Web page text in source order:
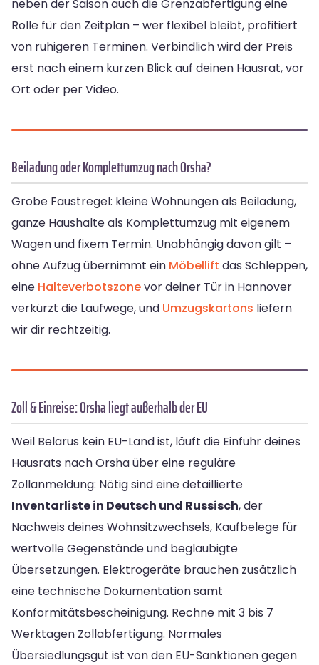
neben der Saison auch die Grenzabfertigung eine
Rolle für den Zeitplan – wer flexibel bleibt, profitiert
von ruhigeren Terminen. Verbindlich wird der Preis
erst nach einem kurzen Blick auf deinen Hausrat, vor
Ort oder per Video.
Beiladung oder Komplettumzug nach Orsha?
Grobe Faustregel: kleine Wohnungen als Beiladung,
ganze Haushalte als Komplettumzug mit eigenem
Wagen und fixem Termin. Unabhängig davon gilt –
ohne Aufzug übernimmt ein Möbellift das Schleppen,
eine Halteverbotszonevor deiner Tür in Hannover
verkürzt die Laufwege, und Umzugskartons liefern
wir dir rechtzeitig.
Zoll & Einreise: Orsha liegt außerhalb der EU
Weil Belarus kein EU-Land ist, läuft die Einfuhr deines
Hausrats nach Orsha über eine reguläre
Zollanmeldung: Nötig sind eine detaillierte
Inventarliste in Deutsch und Russisch, der
Nachweis deines Wohnsitzwechsels, Kaufbelege für
wertvolle Gegenstände und beglaubigte
Übersetzungen. Elektrogeräte brauchen zusätzlich
eine technische Dokumentation samt
Konformitätsbescheinigung. Rechne mit 3 bis 7
Werktagen Zollabfertigung. Normales
Übersiedlungsgut ist von den EU-Sanktionen gegen